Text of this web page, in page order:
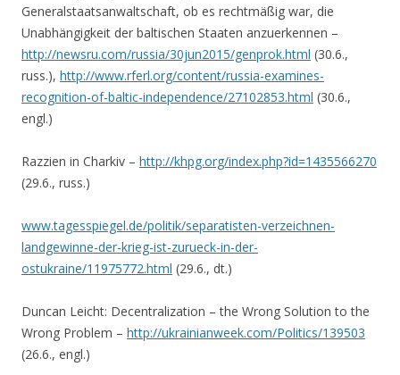
Generalstaatsanwaltschaft, ob es rechtmäßig war, die
Unabhängigkeit der baltischen Staaten anzuerkennen –
http://newsru.com/russia/30jun2015/genprok.html (30.6.,
russ.), http://www.rferl.org/content/russia-examines-
recognition-of-baltic-independence/27102853.html (30.6.,
engl.)
Razzien in Charkiv – http://khpg.org/index.php?id=1435566270
(29.6., russ.)
www.tagesspiegel.de/politik/separatisten-verzeichnen-
landgewinne-der-krieg-ist-zurueck-in-der-
ostukraine/11975772.html (29.6., dt.)
Duncan Leicht: Decentralization – the Wrong Solution to the
Wrong Problem – http://ukrainianweek.com/Politics/139503
(26.6., engl.)